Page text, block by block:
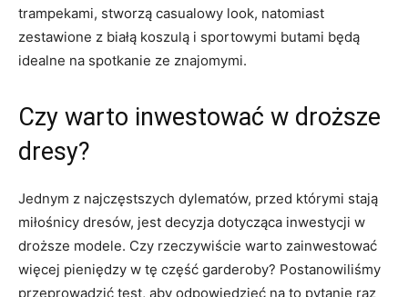
trampekami, stworzą casualowy⁢ look, ⁢natomiast​
zestawione z białą‍ koszulą i sportowymi butami będą
idealne na spotkanie‍ ze znajomymi.
Czy ⁣warto inwestować w droższe
dresy?
Jednym ⁣z najczęstszych dylematów, przed którymi stają
miłośnicy dresów, jest⁣ decyzja dotycząca inwestycji w ​
droższe modele. Czy ‍rzeczywiście warto zainwestować
więcej pieniędzy w tę część garderoby?⁢ Postanowiliśmy⁣
przeprowadzić test,​ aby odpowiedzieć na to pytanie⁢ raz